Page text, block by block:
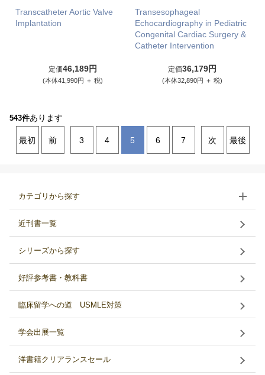
Transcatheter Aortic Valve
Implantation
定価46,189円
(本体41,990円 ＋ 税)
Transesophageal
Echocardiography in Pediatric
Congenital Cardiac Surgery &
Catheter Intervention
定価36,179円
(本体32,890円 ＋ 税)
543件あります
最初 前 3 4 5 6 7 次 最後
カテゴリから探す
近刊書一覧
シリーズから探す
好評参考書・教科書
臨床留学への道 USMLE対策
学会出展一覧
洋書籍クリアランスセール